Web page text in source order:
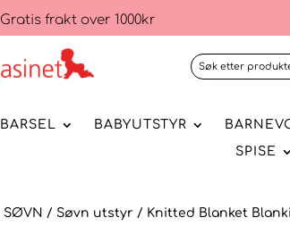
Gratis frakt over 1000kr
BABYUTSTYR
SPISE
SØVN / Søvn utstyr / Knitted Blanket Blanki